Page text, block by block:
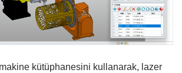
kütüphanesini kullanarak, lazer